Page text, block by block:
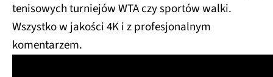
tenisowych turniejów WTA czy sportów walki.
Wszystko w jakości 4K i z profesjonalnym
komentarzem.